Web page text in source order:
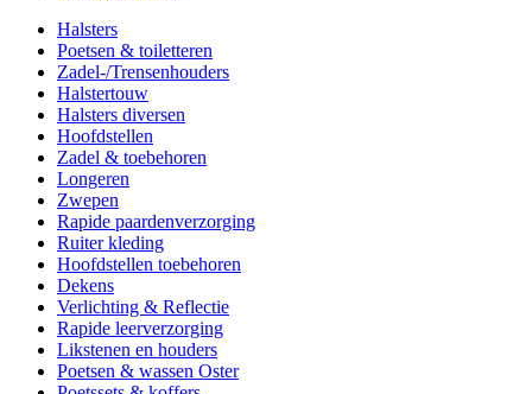
Halsters
Poetsen & toiletteren
Zadel-/Trensenhouders
Halstertouw
Halsters diversen
Hoofdstellen
Zadel & toebehoren
Longeren
Zwepen
Rapide paardenverzorging
Ruiter kleding
Hoofdstellen toebehoren
Dekens
Verlichting & Reflectie
Rapide leerverzorging
Likstenen en houders
Poetsen & wassen Oster